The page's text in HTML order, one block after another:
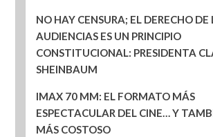
NO HAY CENSURA; EL DERECHO DE
AUDIENCIAS ES UN PRINCIPIO
CONSTITUCIONAL: PRESIDENTA
SHEINBAUM
IMAX 70 MM: EL FORMATO MÁS
ESPECTACULAR DEL CINE… Y
MÁS COSTOSO